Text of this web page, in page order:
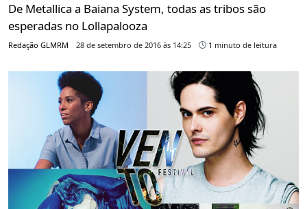
De Metallica a Baiana System, todas as tribos são
esperadas no Lollapalooza
Redação GLMRM 28 de setembro de 2016 às 14:25 1 minuto de leitura